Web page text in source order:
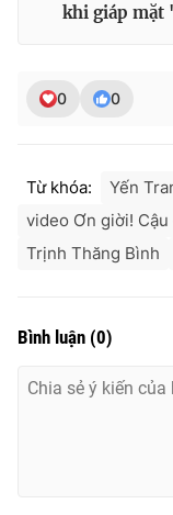
khi giáp mặt
0 0
Từ khóa: Yến
video Ơn giời! Cậu
Trịnh Thăng Bình
Bình luận (0)